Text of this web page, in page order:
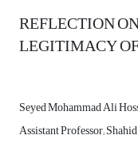
REFLECTION
LEGITIMACY
Seyed Mohammad Ali
Assistant Professor;